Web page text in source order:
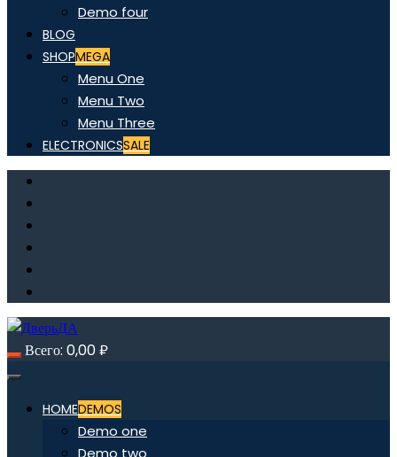
Demo four
BLOG
SHOPMEGA
Menu One
Menu Two
Menu Three
ELECTRONICSSALE
Всего: 0,00₽
HOMEDEMOS
Demo one
Demo two